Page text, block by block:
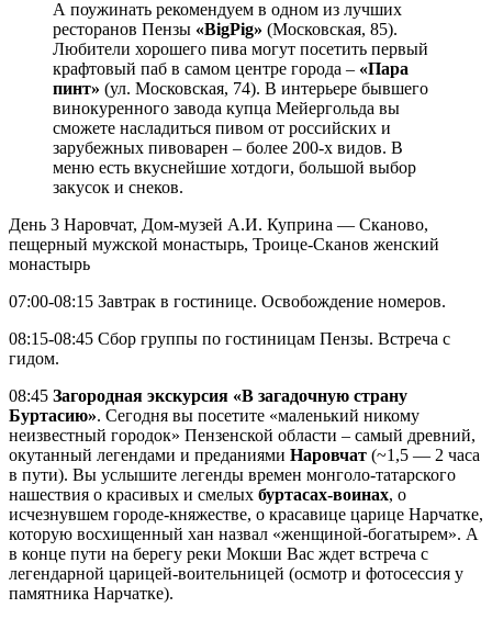
А поужинать рекомендуем в одном из лучших
ресторанов Пензы «BigPig» (Московская, 85).
Любители хорошего пива могут посетить первый
крафтовый паб в самом центре города – «Пара
пинт» (ул. Московская, 74). В интерьере бывшего
винокуренного завода купца Мейергольда вы
сможете насладиться пивом от российских и
зарубежных пивоварен – более 200-х видов. В
меню есть вкуснейшие хотдоги, большой выбор
закусок и снеков.
День 3 Наровчат, Дом-музей А.И. Куприна — Сканово,
пещерный мужской монастырь, Троице-Сканов женский
монастырь
07:00-08:15 Завтрак в гостинице. Освобождение номеров.
08:15-08:45 Сбор группы по гостиницам Пензы. Встреча с
гидом.
08:45 Загородная экскурсия «В загадочную страну
Буртасию». Сегодня вы посетите «маленький никому
неизвестный городок» Пензенской области – самый древний,
окутанный легендами и преданиями Наровчат (~1,5 — 2 часа
в пути). Вы услышите легенды времен монголо-татарского
нашествия о красивых и смелых буртасах-воинах, о
исчезнувшем городе-княжестве, о красавице царице Нарчатке,
которую восхищенный хан назвал «женщиной-богатырем». А
в конце пути на берегу реки Мокши Вас ждет встреча с
легендарной царицей-воительницей (осмотр и фотосессия у
памятника Нарчатке).